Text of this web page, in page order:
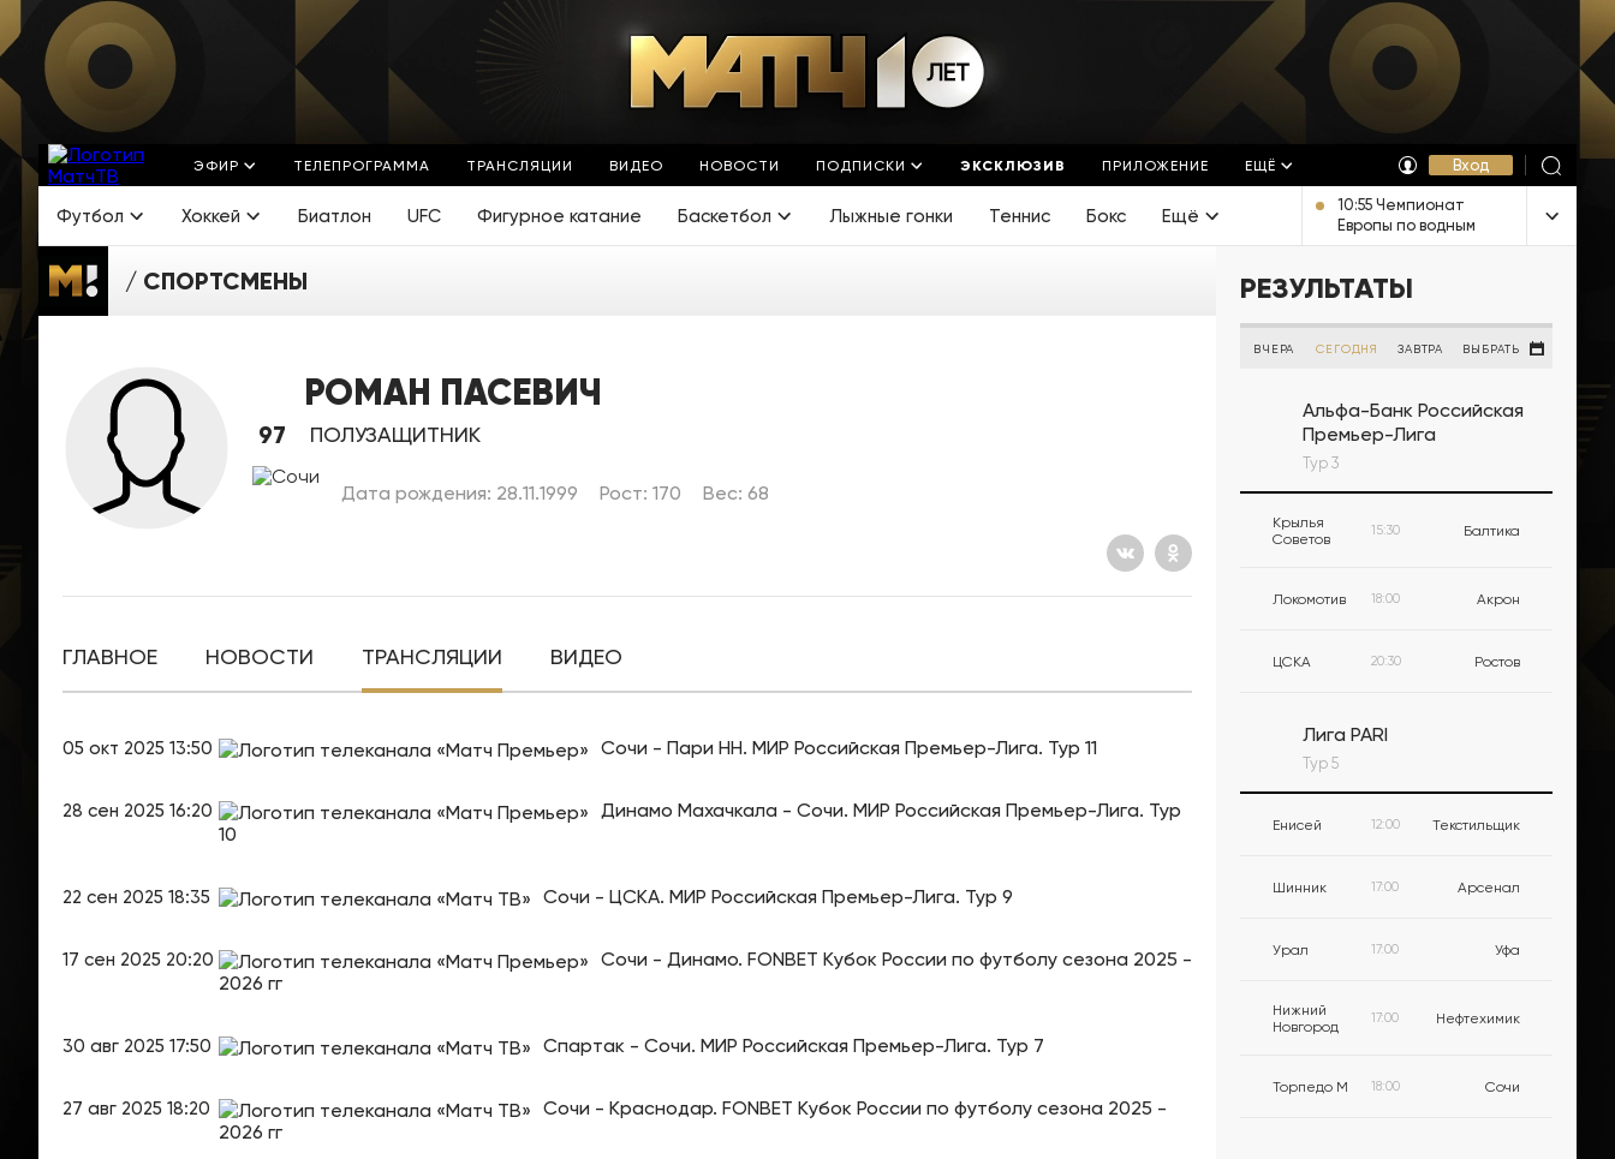
ЭФИР ТЕЛЕПРОГРАММА ТРАНСЛЯЦИИ ВИДЕО НОВОСТИ ПОДПИСКИ ЭКСКЛЮЗИВ ПРИЛОЖЕНИЕ ЕЩЁ Вход
Футбол Хоккей Биатлон UFC Фигурное катание Баскетбол Лыжные гонки Теннис Бокс Ещё
10:55 Чемпионат
Европы по водным
видам спорта.
Смешанная
трансляция из
Франции
СПОРТСМЕНЫ
РОМАН ПАСЕВИЧ
97 ПОЛУЗАЩИТНИК
Дата рождения: 28.11.1999 Рост: 170 Вес: 68
ГЛАВНОЕ НОВОСТИ ТРАНСЛЯЦИИ ВИДЕО
05 окт 2025 13:50 Сочи - Пари НН. МИР Российская Премьер-Лига. Тур 11
28 сен 2025 16:20
Динамо Махачкала - Сочи. МИР Российская Премьер-Лига. Тур
10
22 сен 2025 18:35 Сочи - ЦСКА. МИР Российская Премьер-Лига. Тур 9
17 сен 2025 20:20
Сочи - Динамо. FONBET Кубок России по футболу сезона 2025 -
2026 гг
30 авг 2025 17:50 Спартак - Сочи. МИР Российская Премьер-Лига. Тур 7
27 авг 2025 18:20
Сочи - Краснодар. FONBET Кубок России по футболу сезона 2025 -
2026 гг
РЕЗУЛЬТАТЫ
ВЧЕРА СЕГОДНЯ ЗАВТРА ВЫБРАТЬ
Альфа-Банк Российская
Премьер-Лига
Тур 3
Крылья
Советов
15:30 Балтика
Локомотив 18:00 Акрон
ЦСКА 20:30 Ростов
Лига PARI
Тур 5
Енисей 12:00 Текстильщик
Шинник 17:00 Арсенал
Урал 17:00 Уфа
Нижний
Новгород
17:00 Нефтехимик
Торпедо М 18:00 Сочи